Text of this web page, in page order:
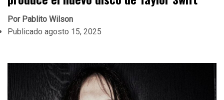
PorPablito Wilson
Publicado agosto 15, 2025